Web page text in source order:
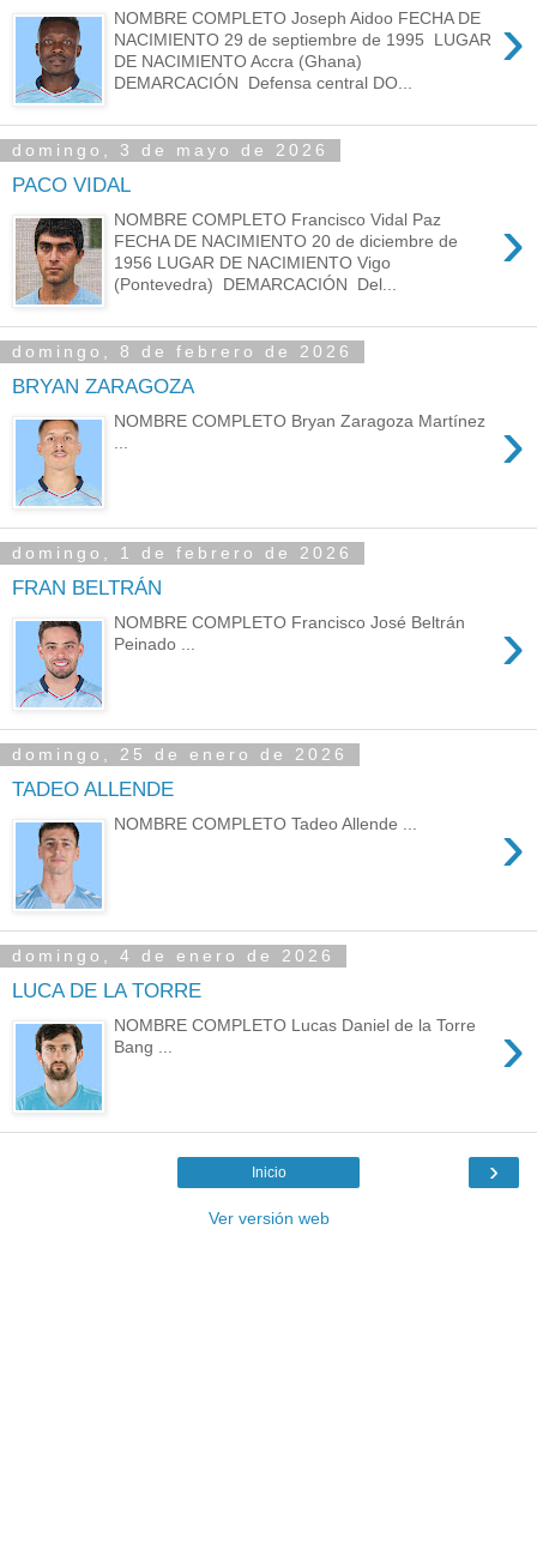
›
NOMBRE COMPLETO Joseph Aidoo FECHA DE
NACIMIENTO 29 de septiembre de 1995 LUGAR
DE NACIMIENTO Accra (Ghana)
DEMARCACIÓN Defensa central DO...
domingo, 3 de mayo de 2026
PACO VIDAL
›
NOMBRE COMPLETO Francisco Vidal Paz
FECHA DE NACIMIENTO 20 de diciembre de
1956 LUGAR DE NACIMIENTO Vigo
(Pontevedra) DEMARCACIÓN Del...
domingo, 8 de febrero de 2026
BRYAN ZARAGOZA
›
NOMBRE COMPLETO Bryan Zaragoza Martínez
domingo, 1 de febrero de 2026
FRAN BELTRÁN
›
NOMBRE COMPLETO Francisco José Beltrán
Peinado ...
domingo, 25 de enero de 2026
TADEO ALLENDE
›
NOMBRE COMPLETO Tadeo Allende ...
domingo, 4 de enero de 2026
LUCA DE LA TORRE
›
NOMBRE COMPLETO Lucas Daniel de la Torre
Bang ...
›
Inicio
Ver versión web